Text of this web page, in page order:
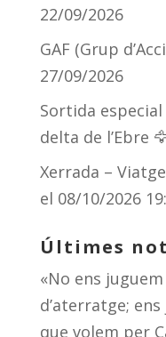
22/09/2026
GAF (Grup
27/09/2026
Sortida especial
delta de l’Ebre
Xerrada –
el 08/10/2026
Últimes
«No ens
d’aterratge;
que volem per